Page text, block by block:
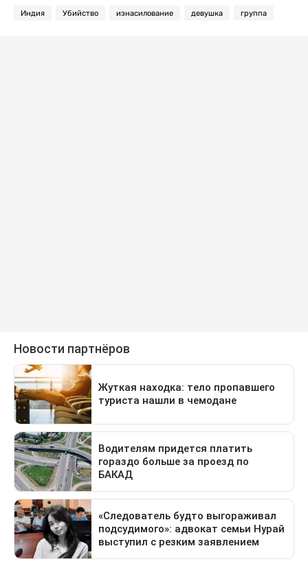
Индия Убийство изнасилование девушка группа